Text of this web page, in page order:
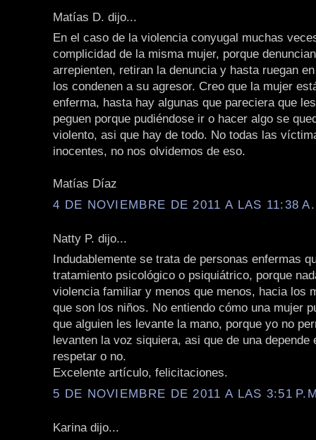
Matías D. dijo...
En el caso de la violencia conyugal muchas
complicidad de la misma mujer, porque
arrepienten, retiran la denuncia y hasta ruegan
los condenen a su agresor. Creo que la mujer
enferma, hasta hay algunas que pareciera que
peguen porque pudiéndose ir o hacer algo se
violento, asi que hay de todo. No todas las
inocentes, no nos olvidemos de eso.
Matías Díaz
4 DE NOVIEMBRE DE 2011 A LAS 11:38
Natty P. dijo...
Indudablemente se trata de personas enfermas
tratamiento psicológico o psiquiátrico, porque
violencia familiar y menos que menos, hacia los
que son los niños. No entiendo cómo una mujer
que alguien les levante la mano, porque yo no
levanten la voz siquiera, asi que de una depende
respetar o no.
Excelente artículo, felicitaciones.
5 DE NOVIEMBRE DE 2011 A LAS 3:51
Karina dijo...